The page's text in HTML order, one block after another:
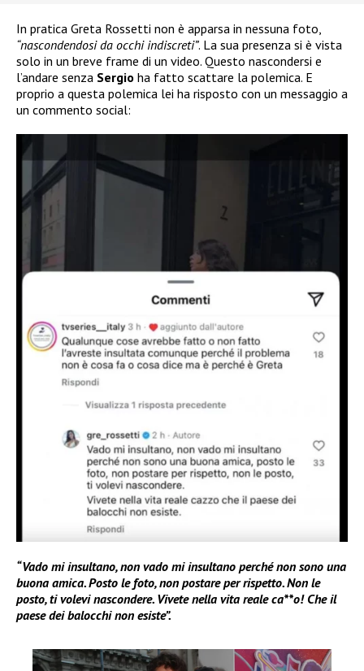
In pratica Greta Rossetti non è apparsa in nessuna foto,
“nascondendosi da occhi indiscreti”. La sua presenza si è vista
solo in un breve frame di un video. Questo nascondersi e
l’andare senza Sergio ha fatto scattare la polemica. E
proprio a questa polemica lei ha risposto con un messaggio a
un commento social:
“Vado mi insultano, non vado mi insultano perché non sono una
buona amica. Posto le foto, non postare per rispetto. Non le
posto, ti volevi nascondere. Vivete nella vita reale ca**o! Che il
paese dei balocchi non esiste”.